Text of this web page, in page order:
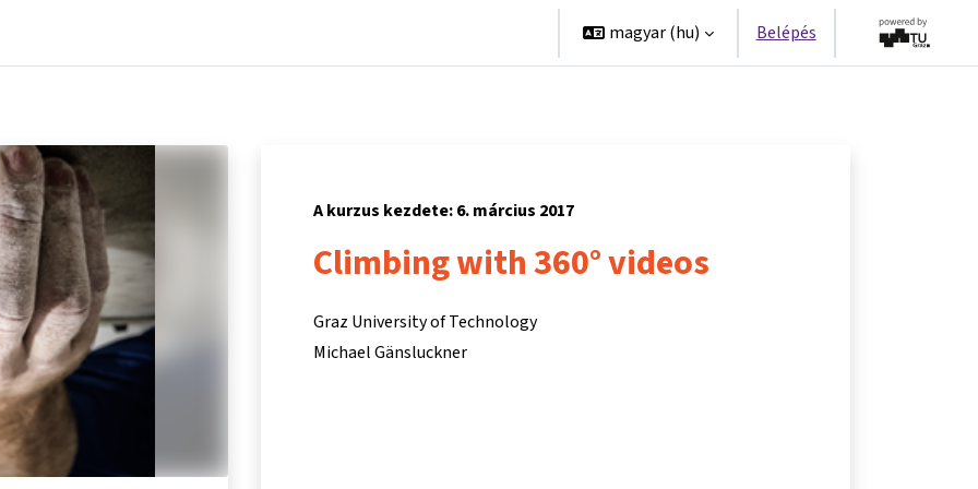
magyar ‎(hu)‎ Belépés
A kurzus kezdete: 6. március 2017
Climbing with 360° videos
Graz University of Technology
Michael Gänsluckner